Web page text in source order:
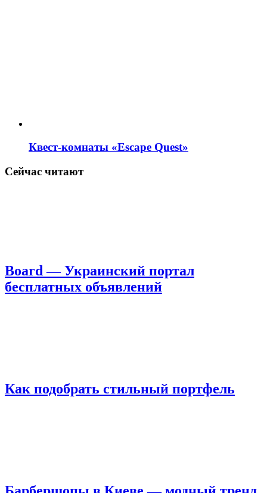
Квест-комнаты «Escape Quest»
Сейчас читают
Board — Украинский портал
бесплатных объявлений
Как подобрать стильный портфель